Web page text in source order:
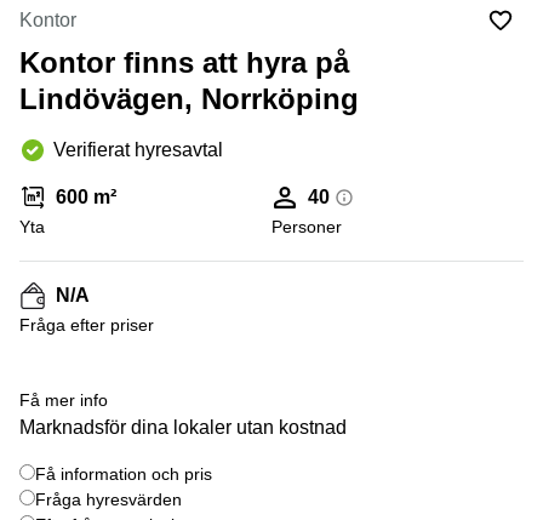
Virtuellt
Sollentuna
Vasastan
Östermalm
Kontor
Malmö
Huddinge
Lediga
lokaler
Hisingen
lokaler
Hägersten
Kontor
Kontor finns att hyra på
Lindövägen, Norrköping
Verifierat hyresavtal
600 m²
Yta
40
Personer
N/A
Fråga efter priser
Få mer info
Marknadsför dina lokaler utan kostnad
Få information och pris
Fråga hyresvärden